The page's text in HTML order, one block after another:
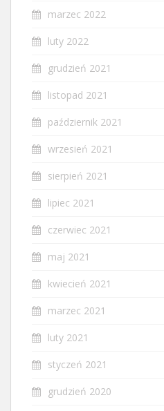
marzec 2022
luty 2022
grudzień 2021
listopad 2021
październik 2021
wrzesień 2021
sierpień 2021
lipiec 2021
czerwiec 2021
maj 2021
kwiecień 2021
marzec 2021
luty 2021
styczeń 2021
grudzień 2020